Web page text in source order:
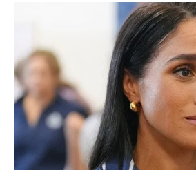
Ovakavreceptne samo da
kuvanje,
većštedi vreme trud,
jedne količinetesta napravite
nekoliko
dana.Bilo da ljubitelj